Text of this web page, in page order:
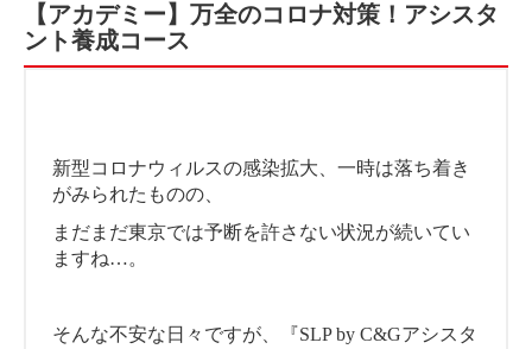
【アカデミー】万全のコロナ対策！アシスタ
ント養成コース
新型コロナウィルスの感染拡大、一時は落ち着き
がみられたものの、
まだまだ東京では予断を許さない状況が続いてい
ますね…。
そんな不安な日々ですが、『SLP by C&Gアシスタ